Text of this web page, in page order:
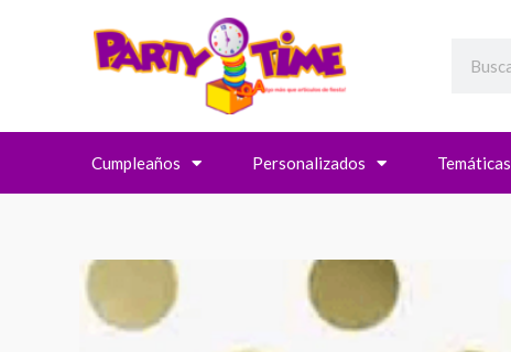
Cumpleaños Personalizados Temáticas